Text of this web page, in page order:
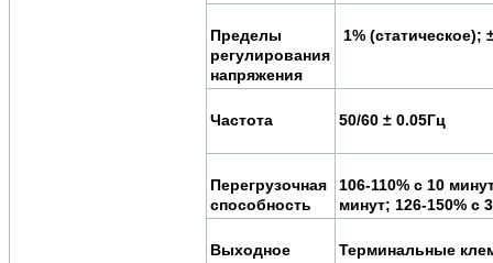
Пределы
регулирования
напряжения
1% (статическое);
Частота 50/60 ± 0.05Гц
Перегрузочная
способность
106-110% с 10
минут; 126-150% с
Выходное
Терминальные